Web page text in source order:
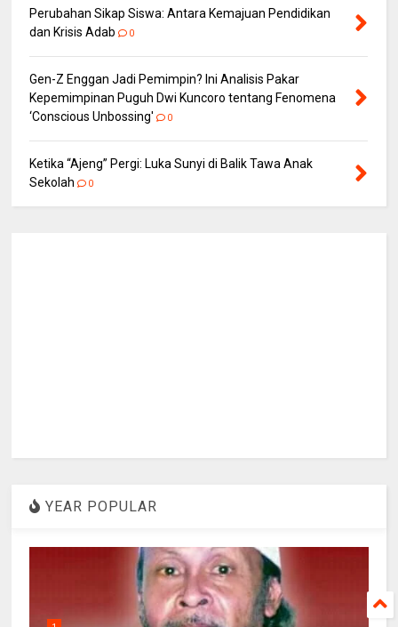
Perubahan Sikap Siswa: Antara Kemajuan Pendidikan
dan Krisis Adab
0
Gen-Z Enggan Jadi Pemimpin? Ini Analisis Pakar
Kepemimpinan Puguh Dwi Kuncoro tentang Fenomena
‘Conscious Unbossing'
0
Ketika “Ajeng” Pergi: Luka Sunyi di Balik Tawa Anak
Sekolah
0
YEAR POPULAR